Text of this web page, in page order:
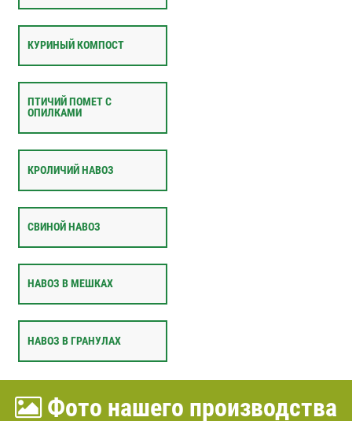
КУРИНЫЙ КОМПОСТ
ПТИЧИЙ ПОМЕТ С
ОПИЛКАМИ
КРОЛИЧИЙ НАВОЗ
СВИНОЙ НАВОЗ
НАВОЗ В МЕШКАХ
НАВОЗ В ГРАНУЛАХ
Фото нашего производства